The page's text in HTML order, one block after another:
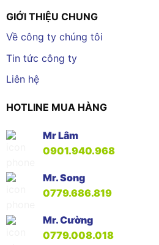
GIỚI THIỆU CHUNG
Về công ty chúng tôi
Tin tức công ty
Liên hệ
HOTLINE MUA HÀNG
Mr Lâm
0901.940.968
Mr. Song
0779.686.819
Mr. Cường
0779.008.018